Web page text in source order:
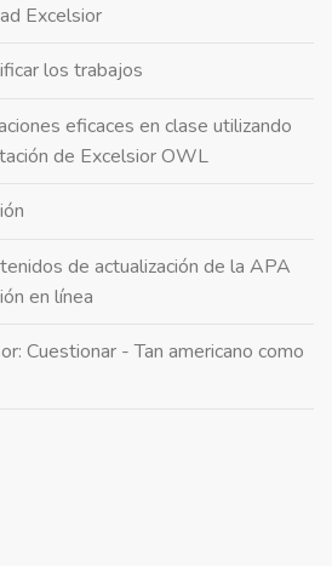
Excelsior
los trabajos
eficaces en clase utilizando
de Excelsior OWL
de actualización de la APA
en línea
Cuestionar - Tan americano como